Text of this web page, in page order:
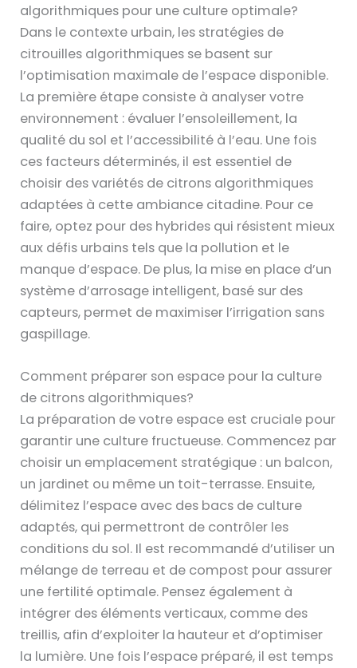
algorithmiques pour une culture optimale?
Dans le contexte urbain, les stratégies de
citrouilles algorithmiques se basent sur
l’optimisation maximale de l’espace disponible.
La première étape consiste à analyser votre
environnement : évaluer l’ensoleillement, la
qualité du sol et l’accessibilité à l’eau. Une fois
ces facteurs déterminés, il est essentiel de
choisir des variétés de citrons algorithmiques
adaptées à cette ambiance citadine. Pour ce
faire, optez pour des hybrides qui résistent mieux
aux défis urbains tels que la pollution et le
manque d’espace. De plus, la mise en place d’un
système d’arrosage intelligent, basé sur des
capteurs, permet de maximiser l’irrigation sans
gaspillage.
Comment préparer son espace pour la culture
de citrons algorithmiques?
La préparation de votre espace est cruciale pour
garantir une culture fructueuse. Commencez par
choisir un emplacement stratégique : un balcon,
un jardinet ou même un toit-terrasse. Ensuite,
délimitez l’espace avec des bacs de culture
adaptés, qui permettront de contrôler les
conditions du sol. Il est recommandé d’utiliser un
mélange de terreau et de compost pour assurer
une fertilité optimale. Pensez également à
intégrer des éléments verticaux, comme des
treillis, afin d’exploiter la hauteur et d’optimiser
la lumière. Une fois l’espace préparé, il est temps